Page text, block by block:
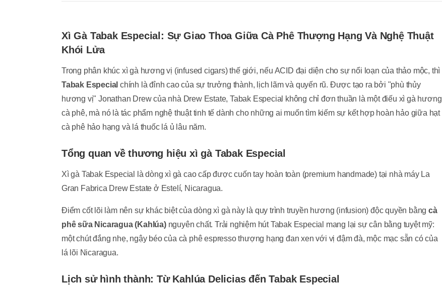
Xì Gà Tabak Especial: Sự Giao Thoa Giữa Cà Phê Thượng Hạng Và Nghệ Thuật
Khói Lửa
Trong phân khúc xì gà hương vị (infused cigars) thế giới, nếu ACID đại diện cho sự nổi loạn của thảo mộc, thì
Tabak Especial chính là đỉnh cao của sự trưởng thành, lịch lãm và quyến rũ. Được tạo ra bởi "phù thủy
hương vị" Jonathan Drew của nhà Drew Estate, Tabak Especial không chỉ đơn thuần là một điếu xì gà hương
cà phê, mà nó là tác phẩm nghệ thuật tinh tế dành cho những ai muốn tìm kiếm sự kết hợp hoàn hảo giữa hạt
cà phê hảo hạng và lá thuốc lá ủ lâu năm.
Tổng quan về thương hiệu xì gà Tabak Especial
Xì gà Tabak Especial là dòng xì gà cao cấp được cuốn tay hoàn toàn (premium handmade) tại nhà máy La
Gran Fabrica Drew Estate ở Estelí, Nicaragua.
Điểm cốt lõi làm nên sự khác biệt của dòng xì gà này là quy trình truyền hương (infusion) độc quyền bằng cà
phê sữa Nicaragua (Kahlúa)nguyên chất. Trải nghiệm hút Tabak Especial mang lại sự cân bằng tuyệt mỹ:
một chút đắng nhẹ, ngậy béo của cà phê espresso thượng hạng đan xen với vị đậm đà, mộc mạc sẵn có của
lá lõi Nicaragua.
Lịch sử hình thành: Từ Kahlúa Delicias đến Tabak Especial